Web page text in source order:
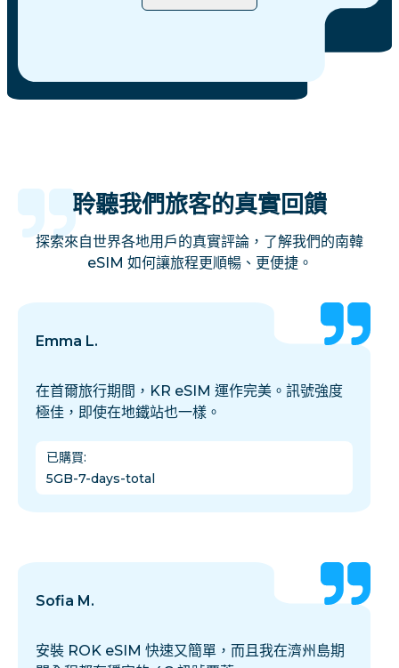
聆聽我們旅客的真實回饋
探索來自世界各地用戶的真實評論，了解我們的南韓
eSIM 如何讓旅程更順暢、更便捷。
Emma L.
在首爾旅行期間，KR eSIM 運作完美。訊號強度
極佳，即使在地鐵站也一樣。
已購買:
5GB-7-days-total
Sofia M.
安裝 ROK eSIM 快速又簡單，而且我在濟州島期